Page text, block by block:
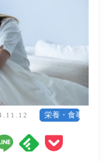
栄養・食事